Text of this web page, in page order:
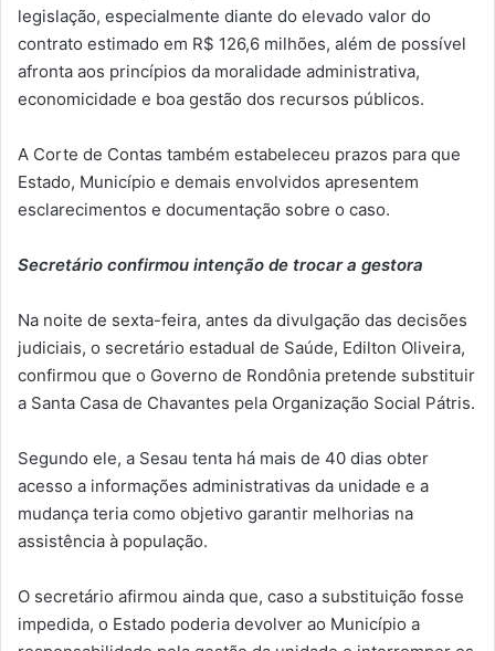
legislação, especialmente diante do elevado valor do
contrato estimado em R$ 126,6 milhões, além de possível
afronta aos princípios da moralidade administrativa,
economicidade e boa gestão dos recursos públicos.
A Corte de Contas também estabeleceu prazos para que
Estado, Município e demais envolvidos apresentem
esclarecimentos e documentação sobre o caso.
Secretário confirmou intenção de trocar a gestora
Na noite de sexta-feira, antes da divulgação das decisões
judiciais, o secretário estadual de Saúde, Edilton Oliveira,
confirmou que o Governo de Rondônia pretende substituir
a Santa Casa de Chavantes pela Organização Social Pátris.
Segundo ele, a Sesau tenta há mais de 40 dias obter
acesso a informações administrativas da unidade e a
mudança teria como objetivo garantir melhorias na
assistência à população.
O secretário afirmou ainda que, caso a substituição fosse
impedida, o Estado poderia devolver ao Município a